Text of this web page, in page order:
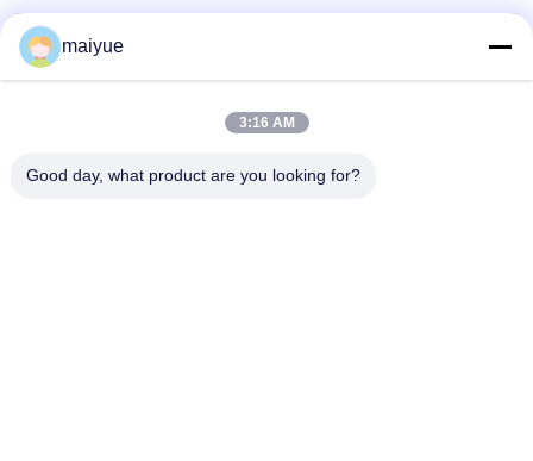
2019 무선 자동차 충전 수납기 에어벤트 무선 충전 자동차 전화 수납기 iphone Xs
maiyue
3:16 AM
Good day, what product are you looking for?